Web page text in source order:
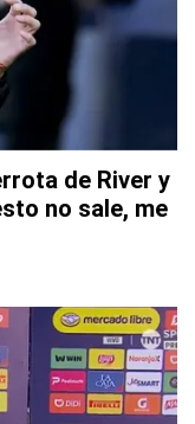
de River y
no sale, me